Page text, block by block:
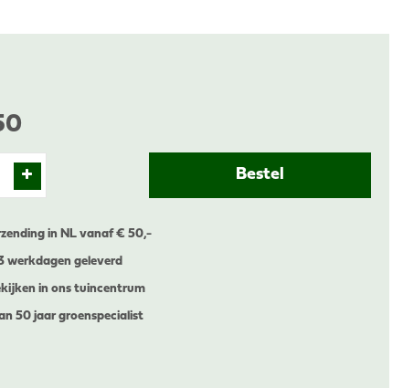
in NL vanaf € 50,-
werkdagen geleverd
in ons tuincentrum
50 jaar groenspecialist